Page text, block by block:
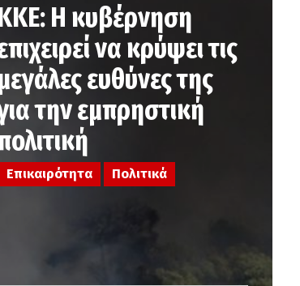
Η κυβέρνηση
να κρύψει τις
ευθύνες της
την εμπρηστική
Επικαιρότητα Πολιτικά